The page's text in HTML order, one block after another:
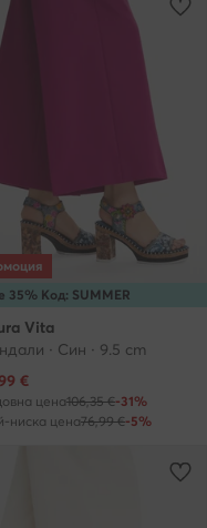
35% Код: SUMMER
Vita
· Син · 9.5 cm
цена
€
цена106,35 €-31%
ниска цена76,99 €-5%